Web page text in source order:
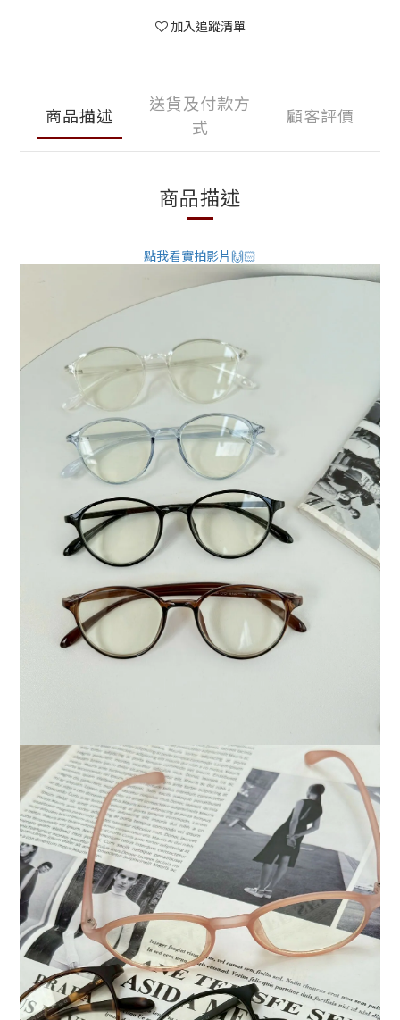
加入追蹤清單
商品描述
送貨及付款方
式
顧客評價
商品描述
點我看實拍影片🙌🏻